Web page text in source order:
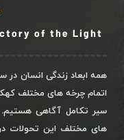
of the Light
همه ابعاد زندگی انسان در
اتمام چرخه های مختلف
سیر تکامل آگاهی هستیم.
های مختلف این تحولات